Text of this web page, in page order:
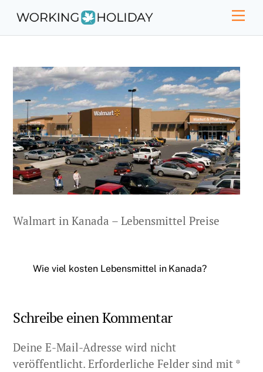
content
Walmart in Kanada – Lebensmittel Preise
Wie viel kosten Lebensmittel in Kanada?
Schreibe einen Kommentar
Deine E-Mail-Adresse wird nicht
veröffentlicht. Erforderliche Felder sind mit *